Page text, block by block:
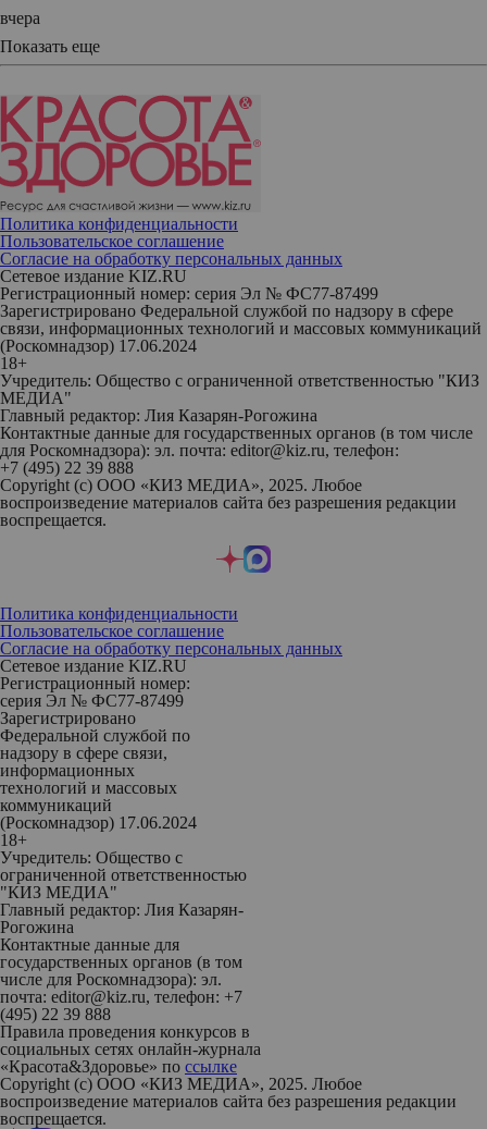
вчера
Показать еще
Политика конфиденциальности
Пользовательское соглашение
Согласие на обработку персональных данных
Сетевое издание KIZ.RU
Регистрационный номер: серия Эл № ФС77-87499
Зарегистрировано Федеральной службой по надзору в сфере
связи, информационных технологий и массовых коммуникаций
(Роскомнадзор) 17.06.2024
18+
Учредитель: Общество с ограниченной ответственностью "КИЗ
МЕДИА"
Главный редактор: Лия Казарян-Рогожина
Контактные данные для государственных органов (в том числе
для Роскомнадзора): эл. почта: editor@kiz.ru, телефон:
+7 (495) 22 39 888
Copyright (с) ООО «КИЗ МЕДИА», 2025. Любое
воспроизведение материалов сайта без разрешения редакции
воспрещается.
Политика конфиденциальности
Пользовательское соглашение
Согласие на обработку персональных данных
Сетевое издание KIZ.RU
Регистрационный номер:
серия Эл № ФС77-87499
Зарегистрировано
Федеральной службой по
надзору в сфере связи,
информационных
технологий и массовых
коммуникаций
(Роскомнадзор) 17.06.2024
18+
Учредитель: Общество с
ограниченной ответственностью
"КИЗ МЕДИА"
Главный редактор: Лия Казарян-
Рогожина
Контактные данные для
государственных органов (в том
числе для Роскомнадзора): эл.
почта: editor@kiz.ru, телефон: +7
(495) 22 39 888
Правила проведения конкурсов в
социальных сетях онлайн-журнала
«Красота&Здоровье» по ссылке
Copyright (с) ООО «КИЗ МЕДИА», 2025. Любое
воспроизведение материалов сайта без разрешения редакции
воспрещается.